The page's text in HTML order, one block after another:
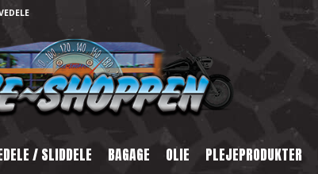
/ SLIDDELE BAGAGE OLIE PLEJEPRODUKTER